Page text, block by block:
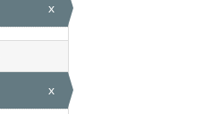
x
x